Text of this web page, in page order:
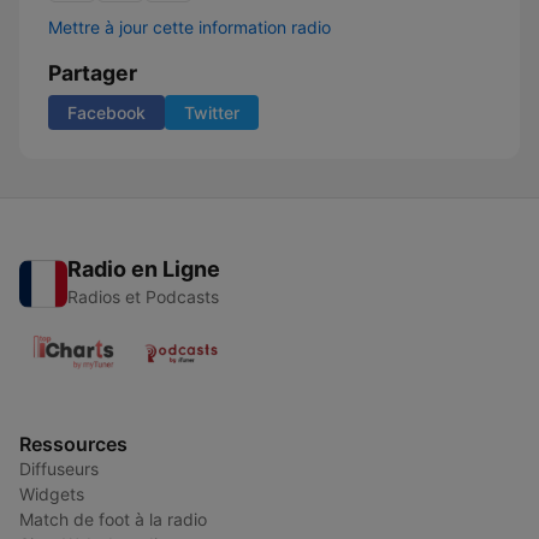
Mettre à jour cette information radio
Partager
Facebook Twitter
Radio en Ligne
Radios et Podcasts
Ressources
Diffuseurs
Widgets
Match de foot à la radio